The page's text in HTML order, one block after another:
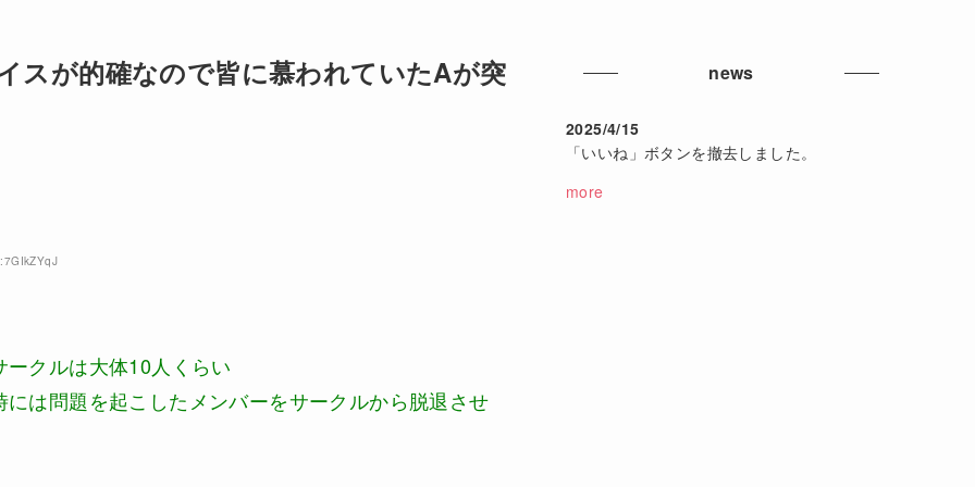
スが的確なので皆に慕われていたAが突
クルは大体10人くらい
は問題を起こしたメンバーをサークルから脱退させ
news
2025/4/15
「いいね」ボタンを撤去しました。
more